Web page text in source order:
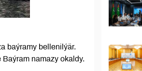
baýramy bellenilýär.
namazy okaldy.